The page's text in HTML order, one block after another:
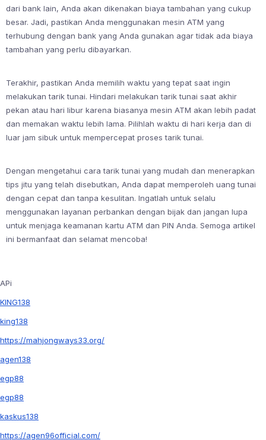
dari bank lain, Anda akan dikenakan biaya tambahan yang cukup
besar. Jadi, pastikan Anda menggunakan mesin ATM yang
terhubung dengan bank yang Anda gunakan agar tidak ada biaya
tambahan yang perlu dibayarkan.
Terakhir, pastikan Anda memilih waktu yang tepat saat ingin
melakukan tarik tunai. Hindari melakukan tarik tunai saat akhir
pekan atau hari libur karena biasanya mesin ATM akan lebih padat
dan memakan waktu lebih lama. Pilihlah waktu di hari kerja dan di
luar jam sibuk untuk mempercepat proses tarik tunai.
Dengan mengetahui cara tarik tunai yang mudah dan menerapkan
tips jitu yang telah disebutkan, Anda dapat memperoleh uang tunai
dengan cepat dan tanpa kesulitan. Ingatlah untuk selalu
menggunakan layanan perbankan dengan bijak dan jangan lupa
untuk menjaga keamanan kartu ATM dan PIN Anda. Semoga artikel
ini bermanfaat dan selamat mencoba!
APi
KING138
king138
https://mahjongways33.org/
agen138
egp88
egp88
kaskus138
https://agen96official.com/